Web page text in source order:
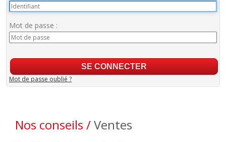
Mot de passe :
Mot de passe oublié ?
Nos conseils /Ventes